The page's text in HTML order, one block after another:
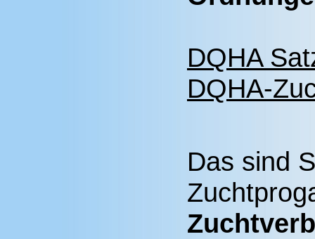
DQHA
DQHA-
Das sind